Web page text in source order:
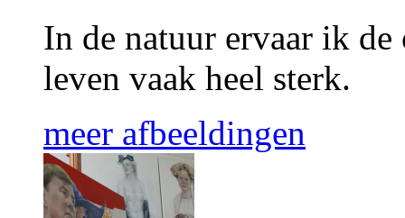
In de natuur ervaar ik
leven vaak heel sterk.
meer afbeeldingen